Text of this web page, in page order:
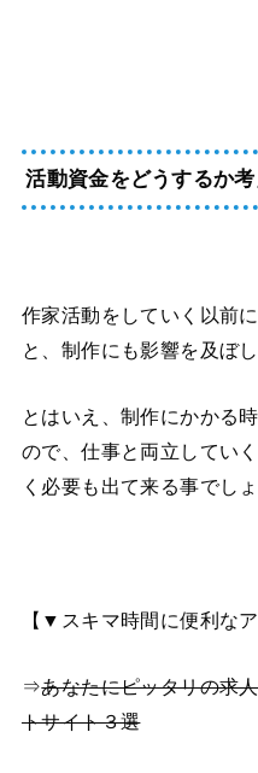
活動資金をどうするか
作家活動をしていく以前
と、制作にも影響を及ぼ
とはいえ、制作にかかる
ので、仕事と両立してい
く必要も出て来る事でしょ
【▼スキマ時間に便利な
⇒あなたにピッタリの求
トサイト３選